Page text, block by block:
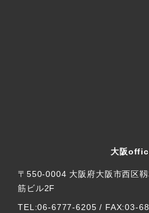
大阪
〒550-0004 大阪府大阪市西区
筋ビル2F
TEL:06-6777-6205 / FAX:03-